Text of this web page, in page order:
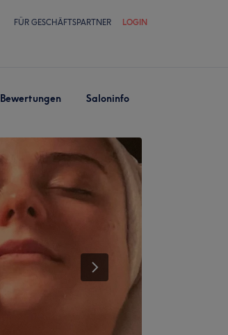
FÜR GESCHÄFTSPARTNER LOGIN
Bewertungen Saloninfo